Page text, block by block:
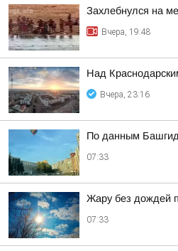
Захлебнулся на
Вчера, 19:48
Над
Вчера, 23:16
По данным
07:33
Жару без дождей
07:33